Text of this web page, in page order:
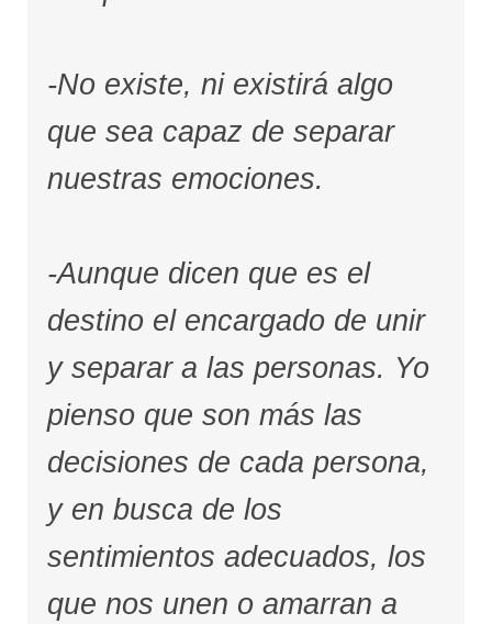
-No existe, ni existirá algo
que sea capaz de separar
nuestras emociones.
-Aunque dicen que es el
destino el encargado de unir
y separar a las personas. Yo
pienso que son más las
decisiones de cada persona,
y en busca de los
sentimientos adecuados, los
que nos unen o amarran a